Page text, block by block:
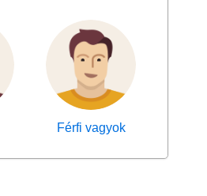
Férfi vagyok